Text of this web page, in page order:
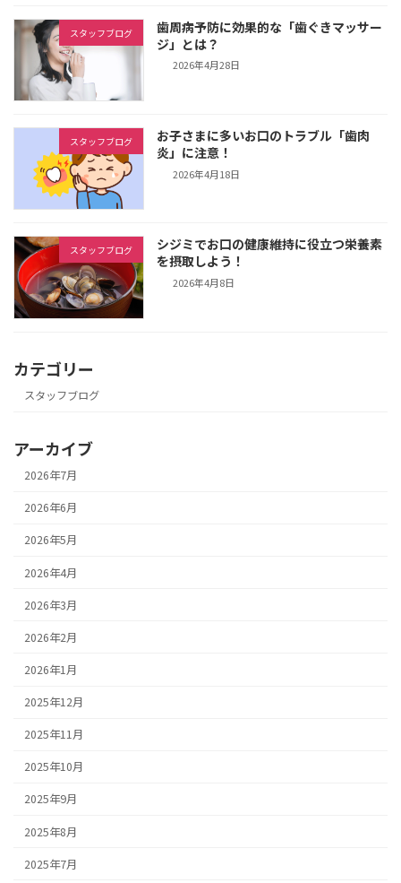
スタッフブログ
歯周病予防に効果的な「歯ぐきマッサー
ジ」とは？
2026年4月28日
スタッフブログ
お子さまに多いお口のトラブル「歯肉
炎」に注意！
2026年4月18日
スタッフブログ
シジミでお口の健康維持に役立つ栄養素
を摂取しよう！
2026年4月8日
カテゴリー
スタッフブログ
アーカイブ
2026年7月
2026年6月
2026年5月
2026年4月
2026年3月
2026年2月
2026年1月
2025年12月
2025年11月
2025年10月
2025年9月
2025年8月
2025年7月